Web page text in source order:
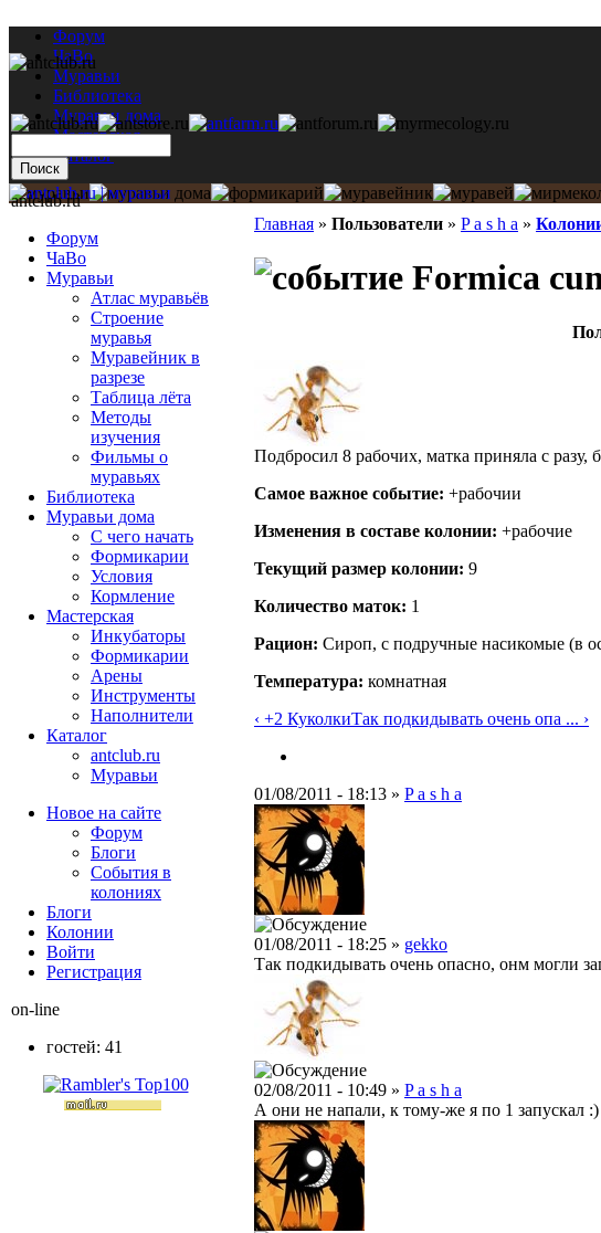
Форум
ЧаВо
Муравьи
Библиотека
Муравьи дома
Мастерская
Каталог
Главная » Пользователи » P a s h a »
Formica
Подбросил 8 рабочих, матка приняла с разу,
Самое важное событие: +рабочии
Изменения в составе кoлонии: +рабочие
Текущий размер кoлонии: 9
Количество маток: 1
Рацион: Сироп, с подручные насикомые (в
Температура: комнатная
‹ +2 КуколкиТак подкидывать очень опа ... ›
01/08/2011 - 18:13 » P a s h a
01/08/2011 - 18:25 » gekko
Так подкидывать очень опасно, онм могли
02/08/2011 - 10:49 » P a s h a
А они не напали, к тому-же я по 1 запускал :)
antclub.ru
Форум
ЧаВо
Муравьи
Атлас муравьёв
Строение
муравья
Муравейник в
разрезе
Таблица лёта
Методы
изучения
Фильмы о
муравьях
Библиотека
Муравьи дома
С чего начать
Формикарии
Условия
Кормление
Мастерская
Инкубаторы
Формикарии
Арены
Инструменты
Наполнители
Каталог
antclub.ru
Муравьи
Новое на сайте
Форум
Блоги
События в
колониях
Блоги
Колонии
Войти
Peгиcтpaция
on-line
гостей: 41